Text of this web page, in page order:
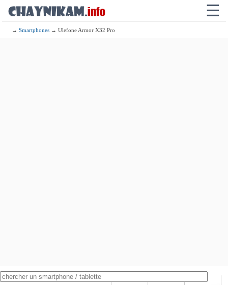
☰
→Smartphones → Ulefone Armor X32 Pro